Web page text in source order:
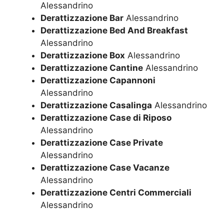
Alessandrino
Derattizzazione Bar Alessandrino
Derattizzazione Bed And Breakfast
Alessandrino
Derattizzazione Box Alessandrino
Derattizzazione Cantine Alessandrino
Derattizzazione Capannoni
Alessandrino
Derattizzazione Casalinga Alessandrino
Derattizzazione Case di Riposo
Alessandrino
Derattizzazione Case Private
Alessandrino
Derattizzazione Case Vacanze
Alessandrino
Derattizzazione Centri Commerciali
Alessandrino